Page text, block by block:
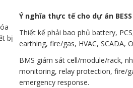
Ý nghĩa thực tế cho dự án BESS
bị
Thiết kế phải bao phủ battery,
earthing, fire/gas, HVAC, SCADA,
BMS giám sát cell/module/rack,
monitoring, relay protection, fire/
emergency response.